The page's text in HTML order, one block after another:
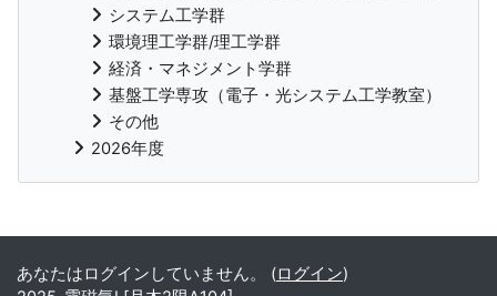
システム工学群
環境理工学群/理工学群
経済・マネジメント学群
基盤工学専攻（電子・光システム工学教室）
その他
2026年度
補助ブロック
あなたはログインしていません。 (ログイン)